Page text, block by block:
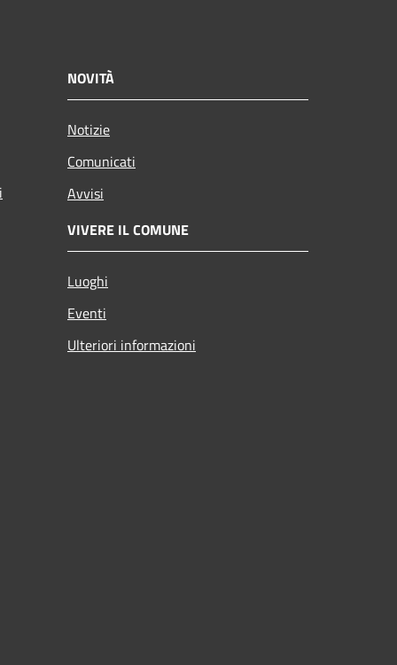
NOVITÀ
Notizie
Comunicati
Avvisi
VIVERE IL COMUNE
Luoghi
Eventi
Ulteriori informazioni